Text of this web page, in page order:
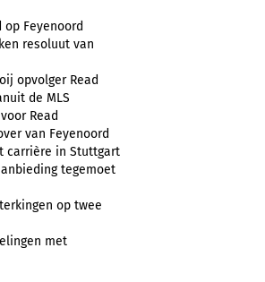
op Feyenoord
resoluut van
opvolger Read
de MLS
Read
van Feyenoord
carrière in Stuttgart
tegemoet
op twee
met